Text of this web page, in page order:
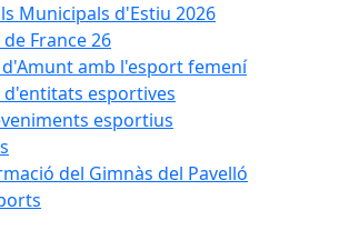
Municipals d'Estiu 2026
France 26
d'Amunt amb l'esport femení
d'entitats esportives
esportius
del Gimnàs del Pavelló